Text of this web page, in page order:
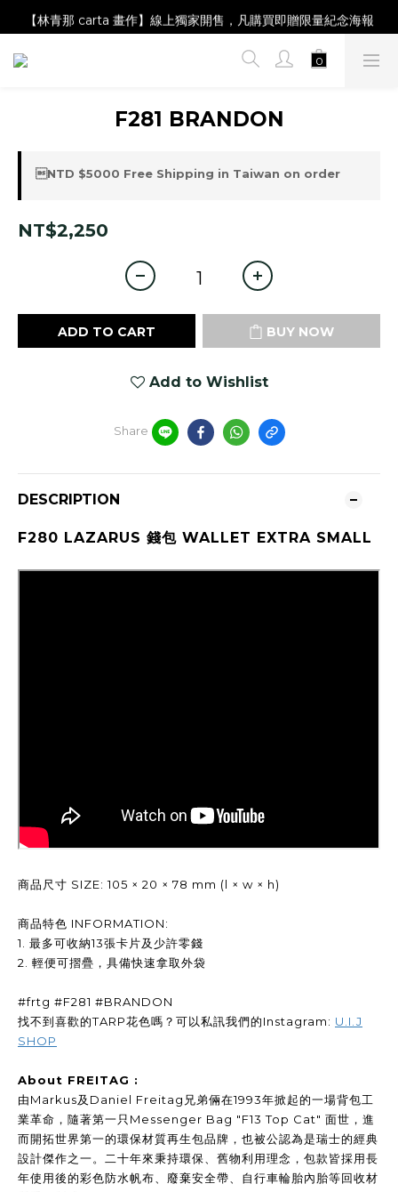
【Magazine B】單筆消費滿NT$2,000，即贈閱讀禮物明信片組
【林青那 carta 畫作】線上獨家開售，凡購買即贈限量紀念海報
【夏日降溫🧊對策單品】系列商品滿額現折 NT$300！
F281 BRANDON
NTD $5000 Free Shipping in Taiwan on order
NT$2,250
ADD TO CART BUY NOW
Add to Wishlist
Share
DESCRIPTION
F280 LAZARUS 錢包 WALLET EXTRA SMALL
商品尺寸 SIZE: 105 × 20 × 78 mm (l × w × h)
商品特色 INFORMATION:
1. 最多可收納13張卡片及少許零錢
2. 輕便可摺疊，具備快速拿取外袋
#frtg #F281 #BRANDON
找不到喜歡的TARP花色嗎？可以私訊我們的Instagram: U.I.J
SHOP
About FREITAG :
由Markus及Daniel Freitag兄弟倆在1993年掀起的一場背包工
業革命，隨著第一只Messenger Bag "F13 Top Cat" 面世，進
而開拓世界第一的環保材質再生包品牌，也被公認為是瑞士的經典
設計傑作之一。二十年來秉持環保、舊物利用理念，包款皆採用長
年使用後的彩色防水帆布、廢棄安全帶、自行車輪胎內胎等回收材